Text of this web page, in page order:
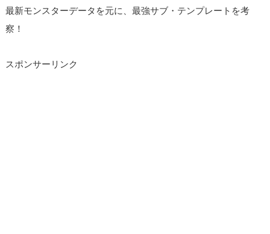
最新モンスターデータを元に、最強サブ・テンプレートを考
察！
スポンサーリンク